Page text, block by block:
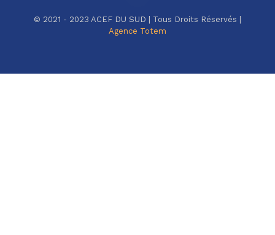
© 2021 - 2023 ACEF DU SUD | Tous Droits Réservés |
Agence Totem